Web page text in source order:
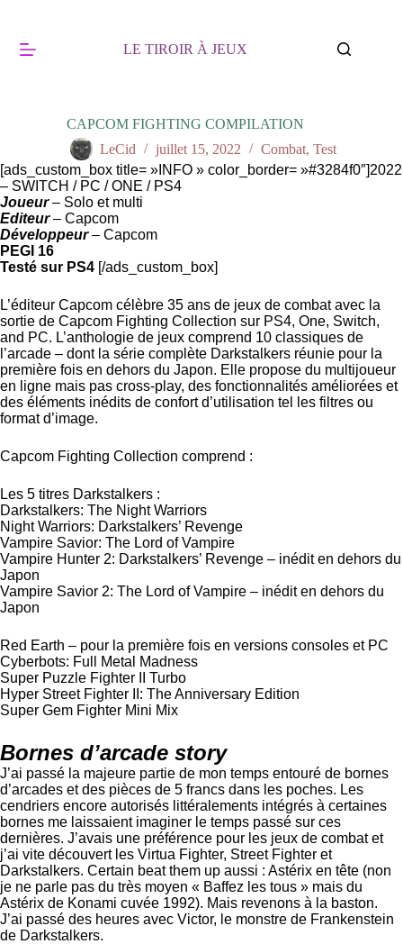
LE TIROIR À JEUX
CAPCOM FIGHTING COMPILATION
LeCid
juillet 15, 2022 Combat,Test
[ads_custom_box title= »INFO » color_border= »#3284f0″]2022
– SWITCH / PC / ONE / PS4
Joueur– Solo et multi
Editeur– Capcom
Développeur– Capcom
PEGI 16
Testé sur PS4 [/ads_custom_box]
L’éditeur Capcom célèbre 35 ans de jeux de combat avec la
sortie de Capcom Fighting Collection sur PS4, One, Switch,
and PC. L’anthologie de jeux comprend 10 classiques de
l’arcade – dont la série complète Darkstalkers réunie pour la
première fois en dehors du Japon. Elle propose du multijoueur
en ligne mais pas cross-play, des fonctionnalités améliorées et
des éléments inédits de confort d’utilisation tel les filtres ou
format d’image.
Capcom Fighting Collection comprend :
Les 5 titres Darkstalkers :
Darkstalkers: The Night Warriors
Night Warriors: Darkstalkers’ Revenge
Vampire Savior: The Lord of Vampire
Vampire Hunter 2: Darkstalkers’ Revenge – inédit en dehors du
Japon
Vampire Savior 2: The Lord of Vampire – inédit en dehors du
Japon
Red Earth – pour la première fois en versions consoles et PC
Cyberbots: Full Metal Madness
Super Puzzle Fighter II Turbo
Hyper Street Fighter II: The Anniversary Edition
Super Gem Fighter Mini Mix
Bornes d’arcade story
J’ai passé la majeure partie de mon temps entouré de bornes
d’arcades et des pièces de 5 francs dans les poches. Les
cendriers encore autorisés littéralements intégrés à certaines
bornes me laissaient imaginer le temps passé sur ces
dernières. J’avais une préférence pour les jeux de combat et
j’ai vite découvert les Virtua Fighter, Street Fighter et
Darkstalkers. Certain beat them up aussi : Astérix en tête (non
je ne parle pas du très moyen « Baffez les tous » mais du
Astérix de Konami cuvée 1992). Mais revenons à la baston.
J’ai passé des heures avec Victor, le monstre de Frankenstein
de Darkstalkers.